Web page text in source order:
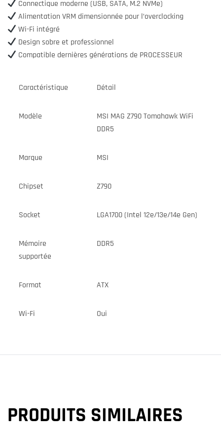
Connectique moderne (USB, SATA, M.2 NVMe)
Alimentation VRM dimensionnée pour l’overclocking
Wi-Fi intégré
Design sobre et professionnel
Compatible dernières générations de PROCESSEUR
Caractéristique Détail
Modèle
MSI MAG Z790 Tomahawk WiFi
DDR5
Marque MSI
Chipset Z790
Socket LGA1700 (Intel 12e/13e/14e Gen)
Mémoire
supportée
DDR5
Format ATX
Wi-Fi Oui
PRODUITS SIMILAIRES